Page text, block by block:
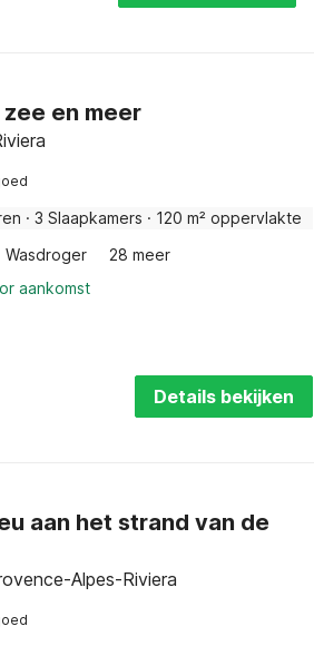
en meer
· 3 Slaapkamers · 120 m² oppervlakte
Wasdroger
28 meer
aankomst
Details bekijken
aan het strand van de
Alpes-Riviera